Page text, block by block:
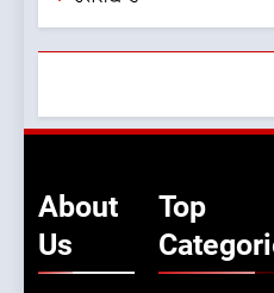
About
Us
Top